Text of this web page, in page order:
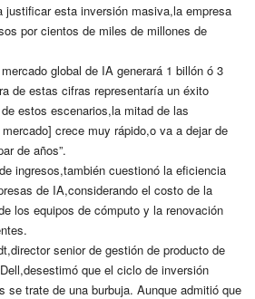
justificar esta inversión masiva,la empresa
por cientos de miles de millones de
global de IA generará 1 billón ó 3
de estas cifras representaría un éxito
estos escenarios,la mitad de las
crece muy rápido,o va a dejar de
de años”.
ingresos,también cuestionó la eficiencia
de IA,considerando el costo de la
los equipos de cómputo y la renovación
senior de gestión de producto de
que el ciclo de inversión
se trate de una burbuja. Aunque admitió que